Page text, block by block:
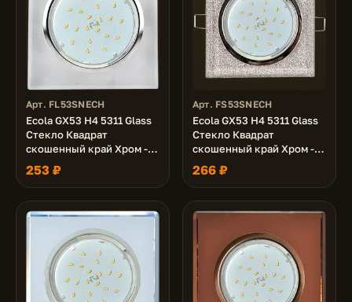
Арт. FL53SNECH
Ecola GX53 H4 5311 Glass
Стекло Квадрат
скошенный край Хром -
матовый 38x120x120 (к+)
253 ₽
Арт. FS53SNECH
Ecola GX53 H4 5311 Glass
Стекло Квадрат
скошенный край Хром -
серебряный блеск
38x120x120 (к+)
266 ₽